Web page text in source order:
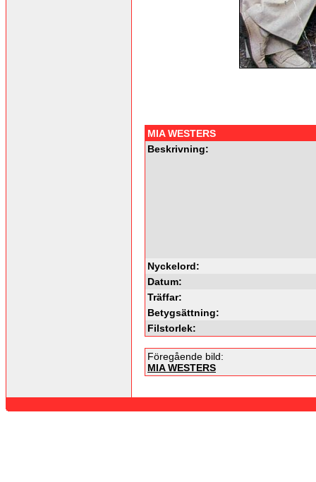
MIA WESTERS
Beskrivning:
Nyckelord:
Datum:
Träffar:
Betygsättning:
Filstorlek:
Föregående bild:
MIA WESTERS